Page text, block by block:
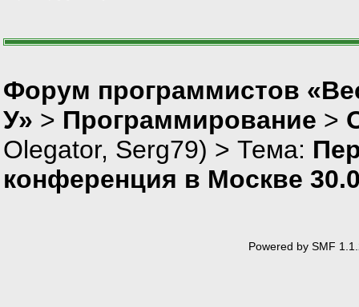
Форум программистов
У» > Программирование >
Olegator, Serg79) > Тема:
конференция в Москве
Powered by SMF